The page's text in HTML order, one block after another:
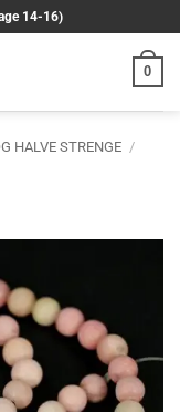
14-16)
0
HALVE STRENGE /